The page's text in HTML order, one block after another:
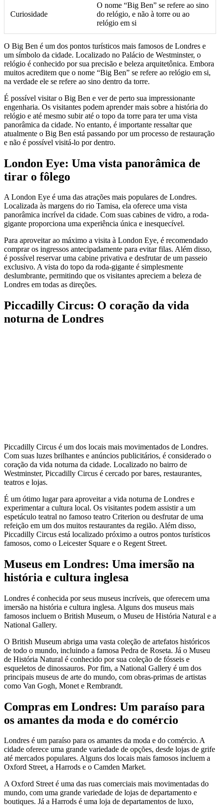
Curiosidade
O nome “Big Ben” se refere ao sino
do relógio, e não à torre ou ao
relógio em si
O Big Ben é um dos pontos turísticos mais famosos de Londres e
um símbolo da cidade. Localizado no Palácio de Westminster, o
relógio é conhecido por sua precisão e beleza arquitetônica. Embora
muitos acreditem que o nome “Big Ben” se refere ao relógio em si,
na verdade ele se refere ao sino dentro da torre.
É possível visitar o Big Ben e ver de perto sua impressionante
engenharia. Os visitantes podem aprender mais sobre a história do
relógio e até mesmo subir até o topo da torre para ter uma vista
panorâmica da cidade. No entanto, é importante ressaltar que
atualmente o Big Ben está passando por um processo de restauração
e não é possível visitá-lo por dentro.
London Eye: Uma vista panorâmica de
tirar o fôlego
A London Eye é uma das atrações mais populares de Londres.
Localizada às margens do rio Tamisa, ela oferece uma vista
panorâmica incrível da cidade. Com suas cabines de vidro, a roda-
gigante proporciona uma experiência única e inesquecível.
Para aproveitar ao máximo a visita à London Eye, é recomendado
comprar os ingressos antecipadamente para evitar filas. Além disso,
é possível reservar uma cabine privativa e desfrutar de um passeio
exclusivo. A vista do topo da roda-gigante é simplesmente
deslumbrante, permitindo que os visitantes apreciem a beleza de
Londres em todas as direções.
Piccadilly Circus: O coração da vida
noturna de Londres
Piccadilly Circus é um dos locais mais movimentados de Londres.
Com suas luzes brilhantes e anúncios publicitários, é considerado o
coração da vida noturna da cidade. Localizado no bairro de
Westminster, Piccadilly Circus é cercado por bares, restaurantes,
teatros e lojas.
É um ótimo lugar para aproveitar a vida noturna de Londres e
experimentar a cultura local. Os visitantes podem assistir a um
espetáculo teatral no famoso teatro Criterion ou desfrutar de uma
refeição em um dos muitos restaurantes da região. Além disso,
Piccadilly Circus está localizado próximo a outros pontos turísticos
famosos, como o Leicester Square e o Regent Street.
Museus em Londres: Uma imersão na
história e cultura inglesa
Londres é conhecida por seus museus incríveis, que oferecem uma
imersão na história e cultura inglesa. Alguns dos museus mais
famosos incluem o British Museum, o Museu de História Natural e a
National Gallery.
O British Museum abriga uma vasta coleção de artefatos históricos
de todo o mundo, incluindo a famosa Pedra de Roseta. Já o Museu
de História Natural é conhecido por sua coleção de fósseis e
esqueletos de dinossauros. Por fim, a National Gallery é um dos
principais museus de arte do mundo, com obras-primas de artistas
como Van Gogh, Monet e Rembrandt.
Compras em Londres: Um paraíso para
os amantes da moda e do comércio
Londres é um paraíso para os amantes da moda e do comércio. A
cidade oferece uma grande variedade de opções, desde lojas de grife
até mercados populares. Alguns dos locais mais famosos incluem a
Oxford Street, a Harrods e o Camden Market.
A Oxford Street é uma das ruas comerciais mais movimentadas do
mundo, com uma grande variedade de lojas de departamento e
boutiques. Já a Harrods é uma loja de departamentos de luxo,